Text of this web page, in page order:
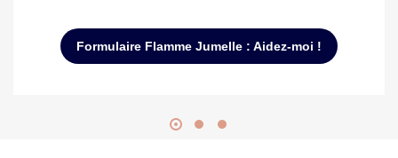
Formulaire Flamme Jumelle : Aidez-moi !